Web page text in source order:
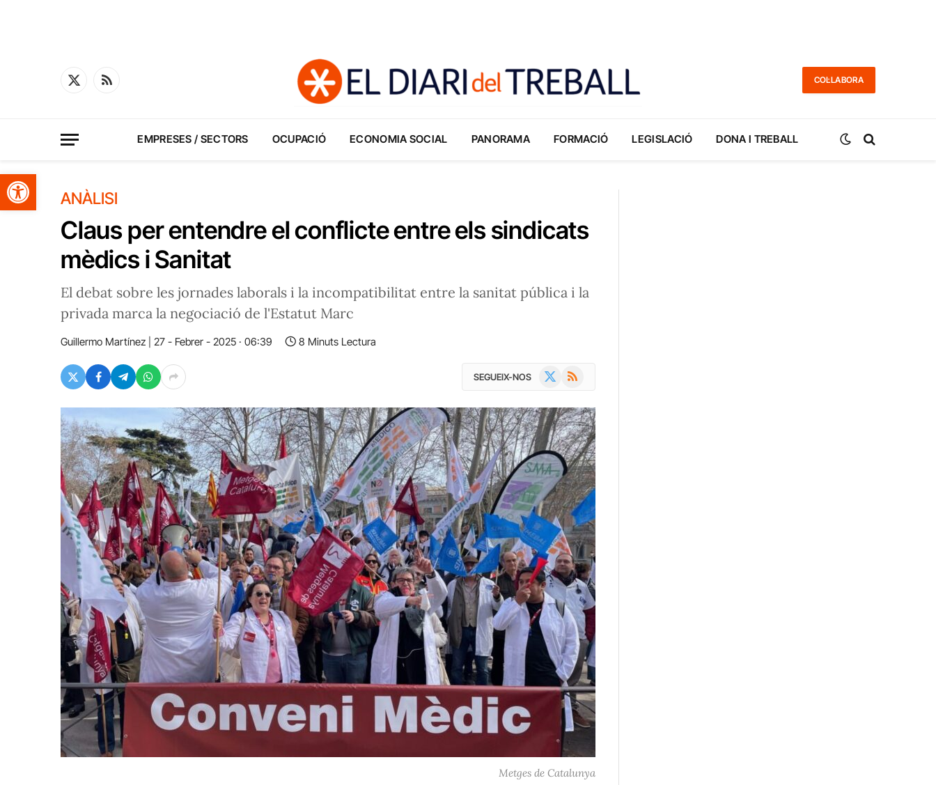
Obre la barra d'eines
X
RSS
COL·LABORA
EMPRESES / SECTORS OCUPACIÓ ECONOMIA SOCIAL PANORAMA FORMACIÓ LEGISLACIÓ DONA I TREBALL
ANÀLISI
Claus per entendre el conflicte entre els sindicats
mèdics i Sanitat
El debat sobre les jornades laborals i la incompatibilitat entre la sanitat pública i la
privada marca la negociació de l'Estatut Marc
Guillermo Martínez 27 - Febrer - 2025 · 06:39 8 Minuts Lectura
SEGUEIX-NOS RSS
Metges de Catalunya